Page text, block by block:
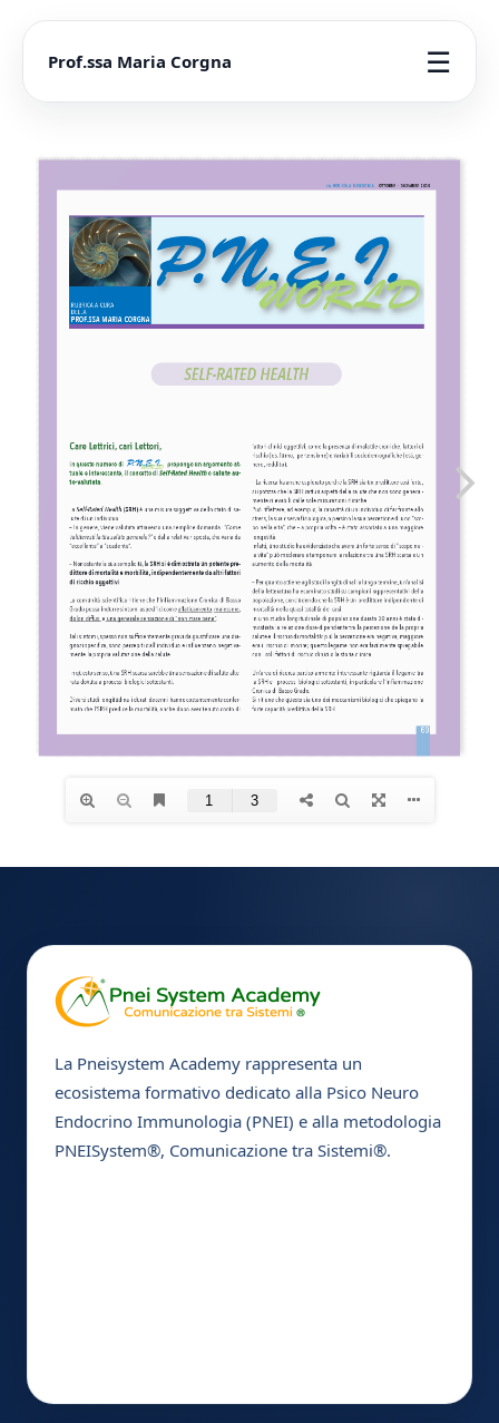
Prof.ssa Maria Corgna ☰
La Pneisystem Academy rappresenta un
ecosistema formativo dedicato alla Psico Neuro
Endocrino Immunologia (PNEI) e alla metodologia
PNEISystem®, Comunicazione tra Sistemi®.